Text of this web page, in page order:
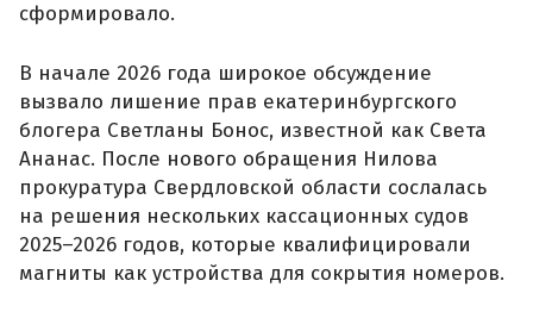
сформировало.
В начале 2026 года широкое обсуждение
вызвало лишение прав екатеринбургского
блогера Светланы Бонос, известной как Света
Ананас. После нового обращения Нилова
прокуратура Свердловской области сослалась
на решения нескольких кассационных судов
2025–2026 годов, которые квалифицировали
магниты как устройства для сокрытия номеров.